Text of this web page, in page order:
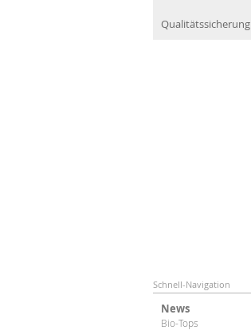
Qualitätssicherung
Schnell-Navigation
News
Bio-Tops